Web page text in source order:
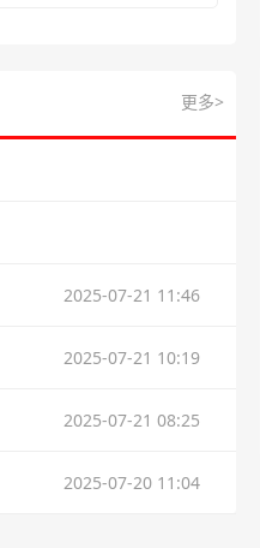
更多>
2025-07-21 11:46
2025-07-21 10:19
2025-07-21 08:25
2025-07-20 11:04